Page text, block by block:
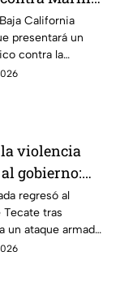
la fiscal de
California
presentará un
contra la
y la fiscal del
violencia
gobierno:
Tecate
Cabildo tras
a un ataque
regresó al
Tecate tras
un ataque armado
su esposo y